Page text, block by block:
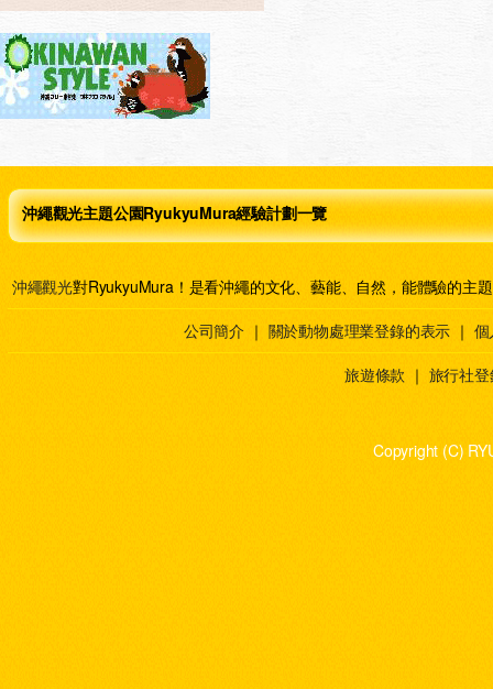
沖繩觀光主題公園RyukyuMura經驗計劃一覽
沖繩觀光對RyukyuMura！是看沖繩的文化、藝能、自然，能體驗的主
公司簡介 ｜ 關於動物處理業登錄的表示 ｜
旅遊條款 ｜ 旅行社
Copyright (C)